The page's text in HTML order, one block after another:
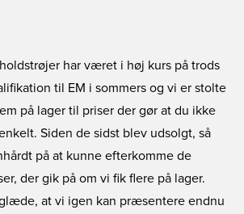
har været i høj kurs på trods
til EM i sommers og vi er stolte
på lager til priser der gør at du ikke
Siden de sidst blev udsolgt, så
på at kunne efterkomme de
der gik på om vi fik flere på lager.
at vi igen kan præsentere endnu